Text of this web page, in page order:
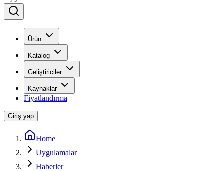
Ürün
Katalog
Geliştiriciler
Kaynaklar
Fiyatlandırma
Giriş yap
Home
Uygulamalar
Haberler